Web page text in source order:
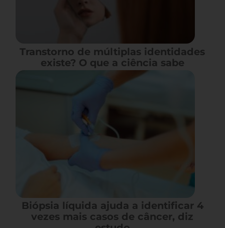
Transtorno de múltiplas identidades
existe? O que a ciência sabe
Biópsia líquida ajuda a identificar 4
vezes mais casos de câncer, diz